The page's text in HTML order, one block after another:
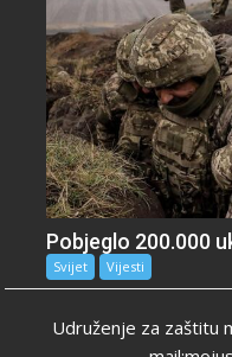
Pobjeglo 200.000
Svijet Vijesti
Udruženje za zaštitu